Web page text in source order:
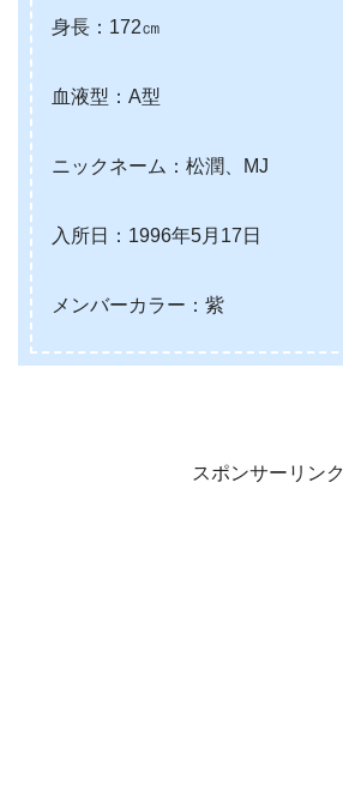
身長：172㎝
血液型：A型
ニックネーム：松潤、MJ
入所日：1996年5月17日
メンバーカラー：紫
スポンサーリンク